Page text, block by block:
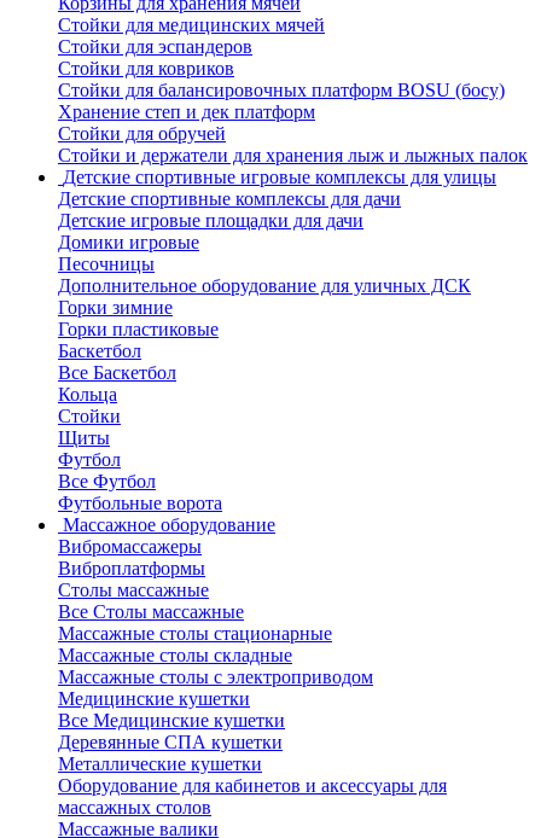
Стойки для медицинских мячей
Стойки для эспандеров
Стойки для ковриков
Стойки для балансировочных платформ BOSU (босу)
Хранение степ и дек платформ
Стойки для обручей
Стойки и держатели для хранения лыж и лыжных палок
Детские спортивные игровые комплексы для улицы
Детские спортивные комплексы для дачи
Детские игровые площадки для дачи
Домики игровые
Песочницы
Дополнительное оборудование для уличных ДСК
Горки зимние
Горки пластиковые
Баскетбол
Все Баскетбол
Кольца
Стойки
Щиты
Футбол
Все Футбол
Футбольные ворота
Массажное оборудование
Вибромассажеры
Виброплатформы
Столы массажные
Все Столы массажные
Массажные столы стационарные
Массажные столы складные
Массажные столы с электроприводом
Медицинские кушетки
Все Медицинские кушетки
Деревянные СПА кушетки
Металлические кушетки
Оборудование для кабинетов и аксессуары для
массажных столов
Массажные валики